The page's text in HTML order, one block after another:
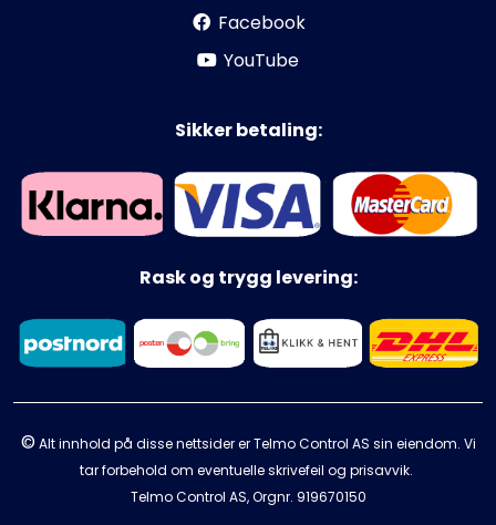
Facebook
YouTube
Sikker betaling:
Rask og trygg levering:
© Alt innhold på disse nettsider er Telmo Control AS sin eiendom. Vi
tar forbehold om eventuelle skrivefeil og prisavvik.
Telmo Control AS, Orgnr. 919670150